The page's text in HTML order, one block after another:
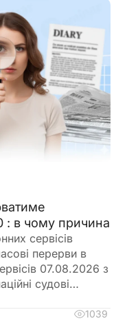
: в чому причина
сервісів
перерви в
07.08.2026 з
судові
1039